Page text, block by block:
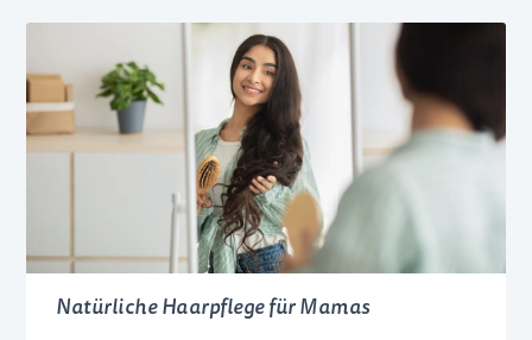
Mein
Baby
verweigert
die
Brust!
Natürliche Haarpflege für Mamas